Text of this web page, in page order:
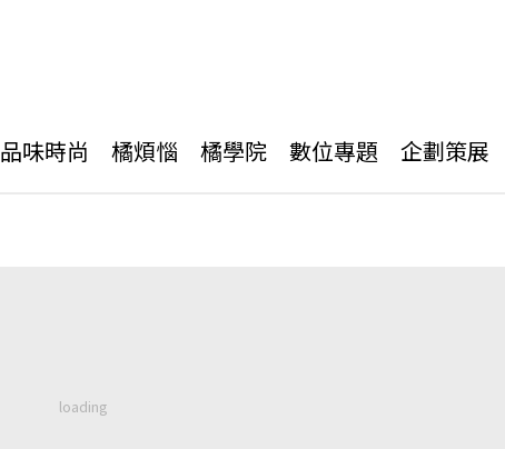
品味時尚 橘煩惱 橘學院 數位專題 企劃策展